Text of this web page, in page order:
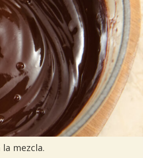
mezcla.